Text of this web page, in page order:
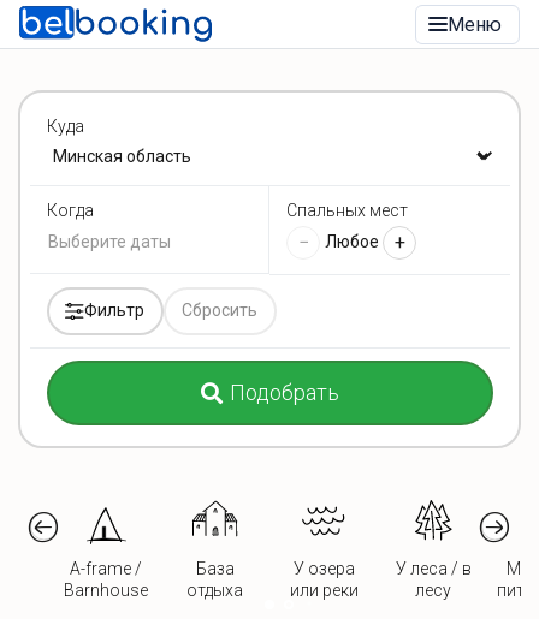
Меню
Куда
Когда Спальных мест
− Любое +
Фильтр Сбросить
Подобрать
A-frame /
Barnhouse
База
отдыха
У озера
или реки
У леса / в
лесу